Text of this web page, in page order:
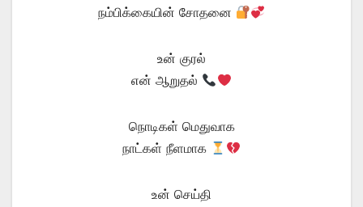
நம்பிக்கையின் சோதனை
உன் குரல்
என் ஆறுதல்
நொடிகள் மெதுவாக
நாட்கள் நீளமாக
உன் செய்தி